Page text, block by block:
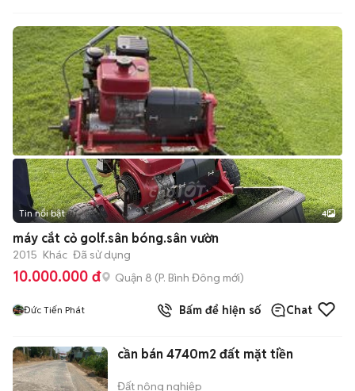
Tin nổi bật 4
máy cắt cỏ golf.sân bóng.sân vườn
2015 Khác Đã sử dụng
10.000.000 đ Quận 8 (P. Bình Đông mới)
Đức Tiến Phát Bấm để hiện số Chat
cần bán 4740m2 đất mặt tiền
Đất nông nghiệp